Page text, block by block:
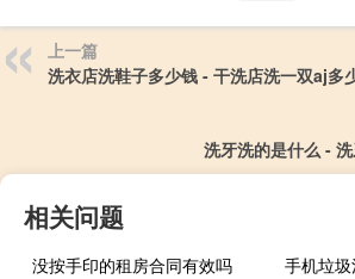
上一篇
洗衣店洗鞋子多少钱 - 干洗店洗一双aj多
洗牙洗的是什么 -
相关问题
没按手印的租房合同有效吗